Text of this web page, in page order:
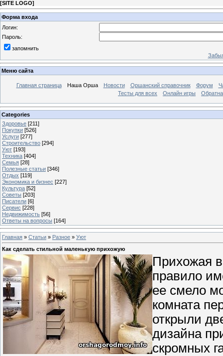
[SITE LOGO]
Форма входа
Логин:
Пароль:
запомнить
Меню сайта
Главная страница Наша Орша Новости Оршанский справочник Форум
Тесты для всех
Онлайн игры
Categories
Здоровье [211]
Покупки [526]
Услуги [277]
Строительство [294]
Уют [193]
Техника [404]
Семья [28]
Полезные статьи [346]
Отдых [119]
Экономика и бизнес [227]
Культура [52]
Советы [203]
Писатели [6]
Сервис [228]
Недвижимость [56]
Ответы на вопросы [164]
Главная » Статьи » Разное » Уют
Как сделать стильной маленькую прихожую
Прихожая
правило
ее смело
комната
открыли
дизайна
скромных